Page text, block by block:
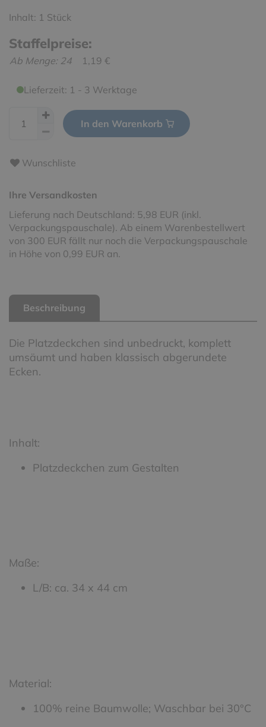
Inhalt: 1 Stück
Staffelpreise:
Ab Menge: 24 1,19 €
Lieferzeit: 1 - 3 Werktage
In den Warenkorb
Wunschliste
Ihre Versandkosten
Lieferung nach Deutschland: 5,98 EUR (inkl.
Verpackungspauschale). Ab einem Warenbestellwert
von 300 EUR fällt nur noch die Verpackungspauschale
in Höhe von 0,99 EUR an.
Beschreibung
Die Platzdeckchen sind unbedruckt, komplett
umsäumt und haben klassisch abgerundete
Ecken.
Inhalt:
Platzdeckchen zum Gestalten
Maße:
L/B: ca. 34 x 44 cm
Material:
100% reine Baumwolle; Waschbar bei 30°C